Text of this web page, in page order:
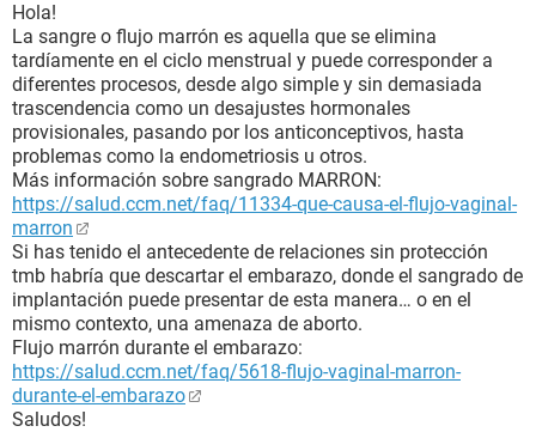
Hola!
La sangre o flujo marrón es aquella que se elimina
tardíamente en el ciclo menstrual y puede corresponder a
diferentes procesos, desde algo simple y sin demasiada
trascendencia como un desajustes hormonales
provisionales, pasando por los anticonceptivos, hasta
problemas como la endometriosis u otros.
Más información sobre sangrado MARRON:
https://salud.ccm.net/faq/11334-que-causa-el-flujo-vaginal-
marron
Si has tenido el antecedente de relaciones sin protección
tmb habría que descartar el embarazo, donde el sangrado de
implantación puede presentar de esta manera… o en el
mismo contexto, una amenaza de aborto.
Flujo marrón durante el embarazo:
https://salud.ccm.net/faq/5618-flujo-vaginal-marron-
durante-el-embarazo
Saludos!